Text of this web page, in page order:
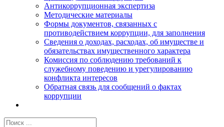
Антикоррупционная экспертиза
Методические материалы
Формы документов, связанных с
противодействием коррупции, для заполнения
Сведения о доходах, расходах, об имуществе и
обязательствах имущественного характера
Комиссия по соблюдению требований к
служебному поведению и урегулированию
конфликта интересов
Обратная связь для сообщений о фактах
коррупции
Результат